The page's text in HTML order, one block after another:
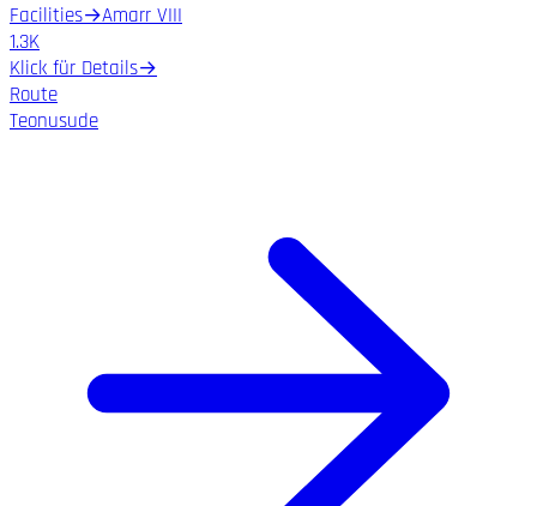
Facilities→Amarr VIII
1.3K
Klick für Details→
Route
Teonusude